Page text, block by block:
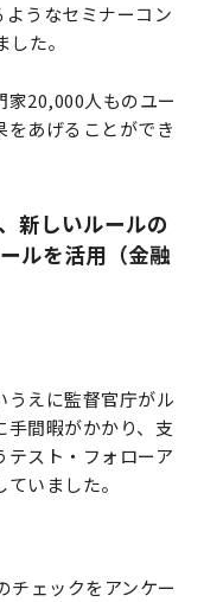
うなセミナーコン
た。
20,000人ものユー
あげることができ
新しいルールの
ルを活用（金融
うえに監督官庁がル
間暇がかかり、支
スト・フォローア
いました。
チェックをアンケー